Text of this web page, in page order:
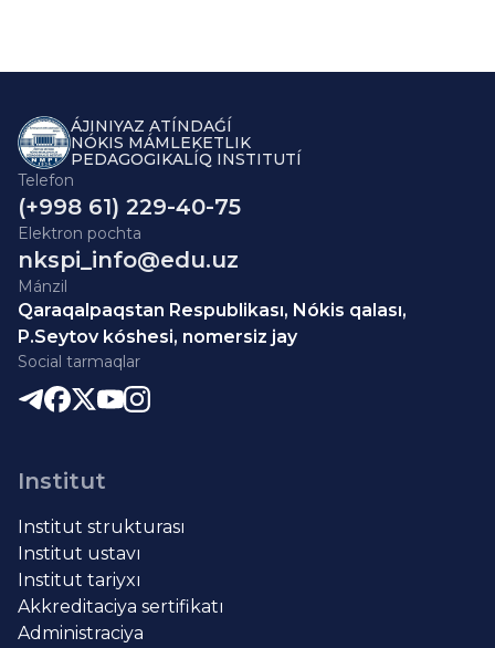
ÁJINIYAZ ATÍNDAǴÍ
NÓKIS MÁMLEKETLIK
PEDAGOGIKALÍQ INSTITUTÍ
Telefon
(+998 61) 229-40-75
Elektron pochta
nkspi_info@edu.uz
Mánzil
Qaraqalpaqstan Respublikası, Nókis qalası,
P.Seytov kóshesi, nomersiz jay
Social tarmaqlar
Institut
Institut strukturası
Institut ustavı
Institut tariyxı
Akkreditaciya sertifikatı
Administraciya